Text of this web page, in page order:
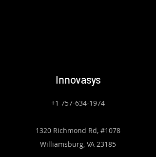
Innovasys
+1 757-634-1974
1320 Richmond Rd, #1078
Williamsburg, VA 23185